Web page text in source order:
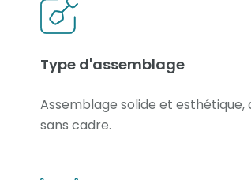
Type d'assemblage
Assemblage solide et esthétique,
sans cadre.